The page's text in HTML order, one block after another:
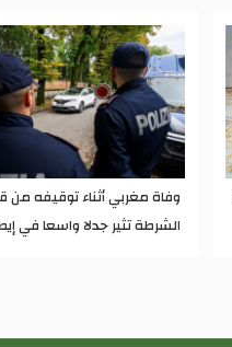
وفاة مغربي أثناء توقيفه من
الشرطة تثير جدلا واسعا في